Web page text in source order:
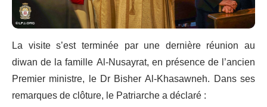
La visite s’est terminée par une dernière réunion au
diwan de la famille Al-Nusayrat, en présence de l’ancien
Premier ministre, le Dr Bisher Al-Khasawneh. Dans ses
remarques de clôture, le Patriarche a déclaré :